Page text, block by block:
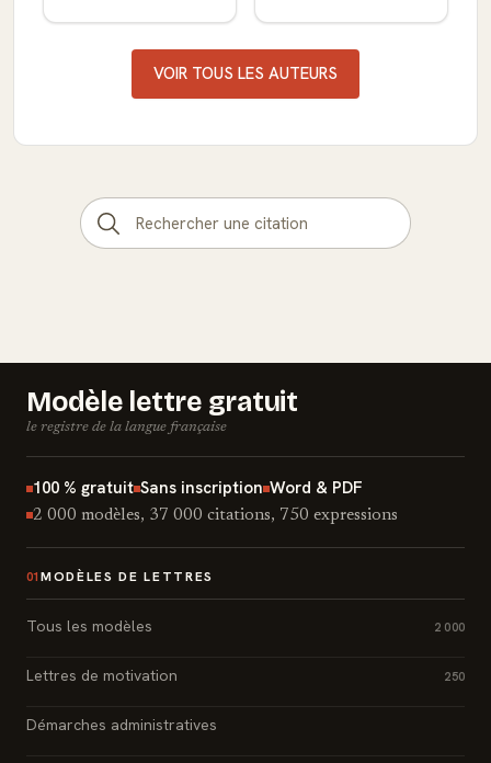
VOIR TOUS LES AUTEURS
Modèle lettre gratuit
le registre de la langue française
100 % gratuit Sans inscription Word & PDF
2 000 modèles, 37 000 citations, 750 expressions
01 MODÈLES DE LETTRES
Tous les modèles 2 000
Lettres de motivation 250
Démarches administratives